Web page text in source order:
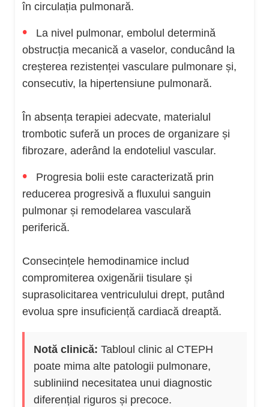
în circulația pulmonară.
•
La nivel pulmonar, embolul determină
obstrucția mecanică a vaselor, conducând la
creșterea rezistenței vasculare pulmonare și,
consecutiv, la hipertensiune pulmonară.
În absența terapiei adecvate, materialul
trombotic suferă un proces de organizare și
fibrozare, aderând la endoteliul vascular.
•
Progresia bolii este caracterizată prin
reducerea progresivă a fluxului sanguin
pulmonar și remodelarea vasculară
periferică.
Consecințele hemodinamice includ
compromiterea oxigenării tisulare și
suprasolicitarea ventriculului drept, putând
evolua spre insuficiență cardiacă dreaptă.
Notă clinică: Tabloul clinic al CTEPH
poate mima alte patologii pulmonare,
subliniind necesitatea unui diagnostic
diferențial riguros și precoce.